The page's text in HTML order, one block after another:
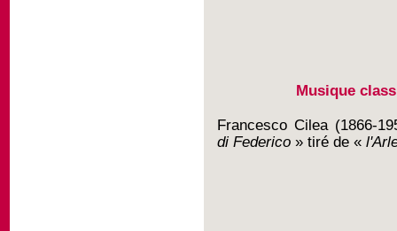
Musique
Francesco Cilea (1866-
di Federico » tiré de «